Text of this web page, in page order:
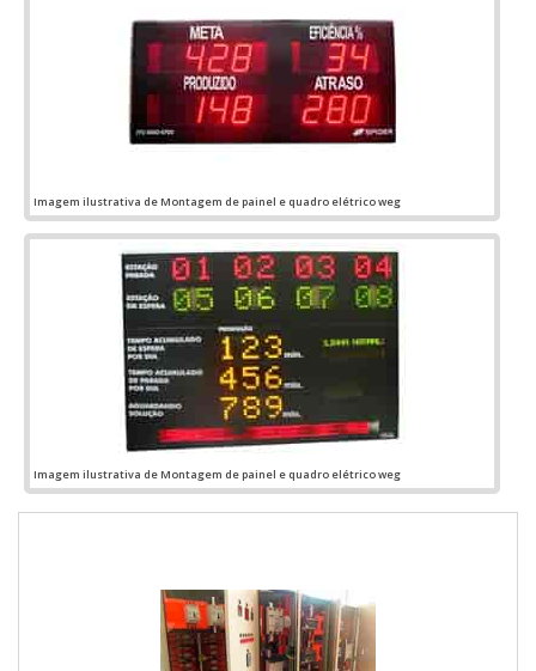
Imagem ilustrativa de Montagem de painel e quadro elétrico weg
Imagem ilustrativa de Montagem de painel e quadro elétrico weg